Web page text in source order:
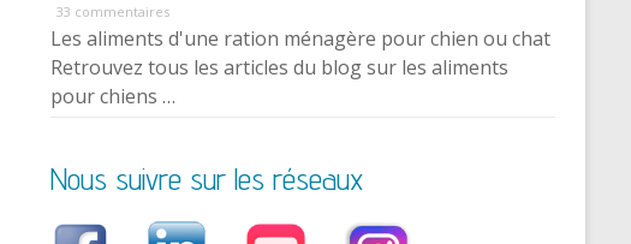
33 commentaires
Les aliments d'une ration ménagère pour chien ou chat
Retrouvez tous les articles du blog sur les aliments
pour chiens …
Nous suivre sur les réseaux